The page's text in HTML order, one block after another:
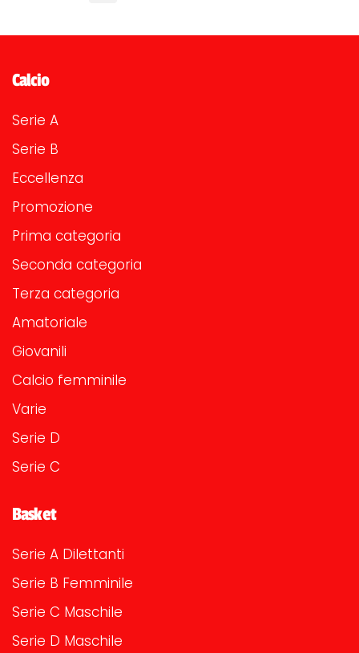
Calcio
Serie A
Serie B
Eccellenza
Promozione
Prima categoria
Seconda categoria
Terza categoria
Amatoriale
Giovanili
Calcio femminile
Varie
Serie D
Serie C
Basket
Serie A Dilettanti
Serie B Femminile
Serie C Maschile
Serie D Maschile